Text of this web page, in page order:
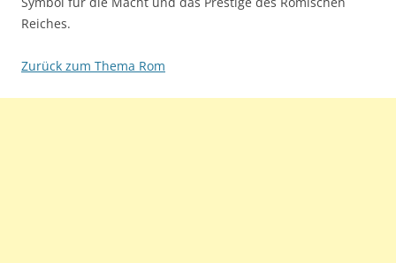
Reiches.
Zurück zum Thema Rom